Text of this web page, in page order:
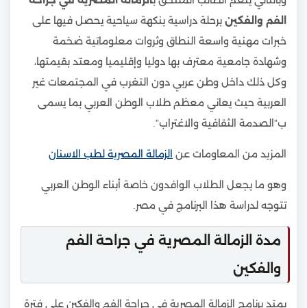
الفم والفكين برحلة دراسية بنكهة سياحية يحصل فيها على
خبرات مهنية واسعة النطاق وثروات معلوماتية ضخمة
وشهادة جامعية معترف بها دوليا وإقليميا ومعتد بقيمتها،
وكل ذلك داخل وطن عربي دون التغرب في المجتمعات غير
العربية حيث يعاني معظم طلاب الوطن العربي بما يسمى
ب”الصدمة الثقافية والاغتراب”.
المزيد من المعاومات عن الزمالة المصرية لطب الاسنان
وهو ما يجعل الطلاب الوافدون خاصة أبناء الوطن العربي
تتوجه لدراسة هذا البرنامج في مصر.
مدة الزمالة المصرية في جراحة الفم
والفكين
يمتد برنامج الزمالة المصرية في جراحة الفم والفكين على فترة